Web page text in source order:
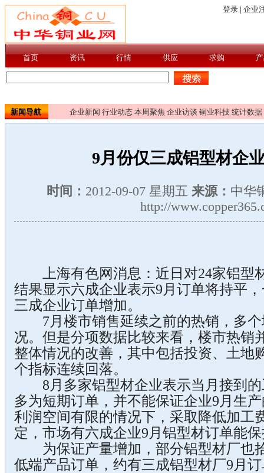
新闻导航 企业新闻 行业动态 本周聚焦 企业访谈 铜业科技 统计数据
9月份仅三成铝型材企
时间： 2012-09-07 星期五 来源： 中华
http://
上海有色网消息：近日对24家铝型
结果显示六成企业表示9月订单将持平
三成企业订单增加。
7月楼市销售延续之前的热销，多个
况。但是分项数据比较来看，楼市热销
整体情况的改善，其中包括投资、土地
个指标连续回落。
8月多家铝型材企业表示当月接到的
多为短期订单，并不能保证企业9月生
利润空间有限的情况下，采取降低加工
定，市场有六成企业9月铝型材订单能
为保证产量增加，部分铝型材厂也
低端产品订单，约有三成铝型材厂9月